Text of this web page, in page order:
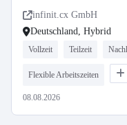
infinit.cx GmbH
Deutschland, Hybrid
Vollzeit Teilzeit
Flexible Arbeitszeiten
08.08.2026